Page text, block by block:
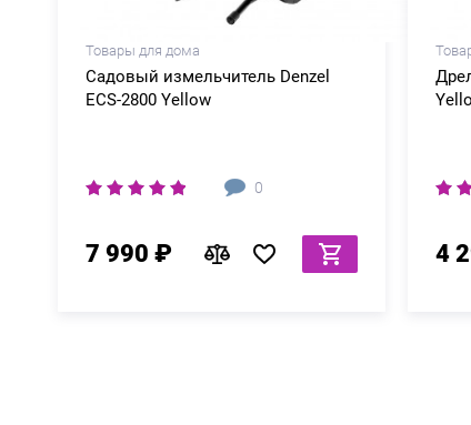
Товары для дома
Садовый измельчитель Denzel
ECS-2800 Yellow
0
7 990 ₽ 4